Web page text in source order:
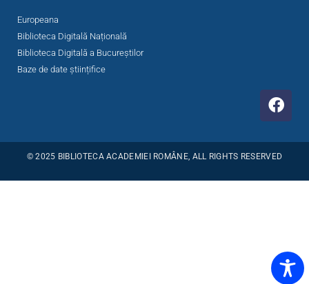
Europeana
Biblioteca Digitală Națională
Biblioteca Digitală a Bucureștilor
Baze de date științifice
© 2025 BIBLIOTECA ACADEMIEI ROMÂNE, ALL RIGHTS RESERVED